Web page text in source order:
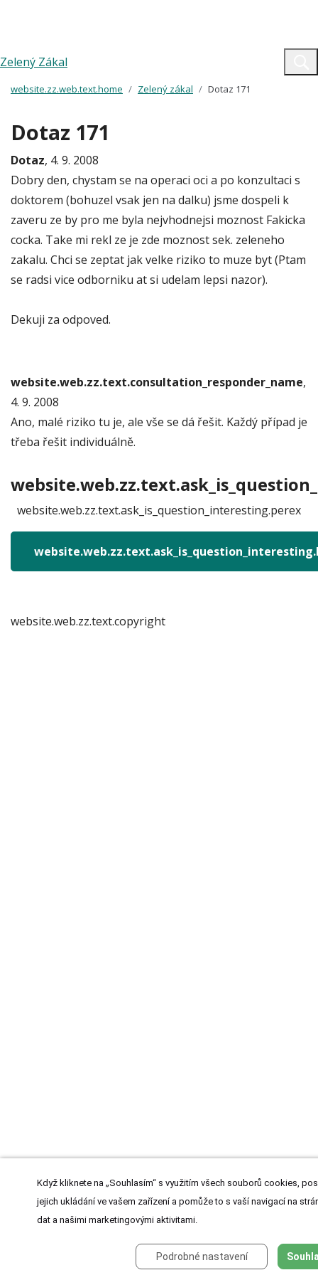
Zelený Zákal
website.zz.web.text.home Zelený zákal Dotaz 171
Dotaz 171
Dotaz, 4. 9. 2008
Dobry den, chystam se na operaci oci a po konzultaci s
doktorem (bohuzel vsak jen na dalku) jsme dospeli k
zaveru ze by pro me byla nejvhodnejsi moznost Fakicka
cocka. Take mi rekl ze je zde moznost sek. zeleneho
zakalu. Chci se zeptat jak velke riziko to muze byt (Ptam
se radsi vice odborniku at si udelam lepsi nazor).
Dekuji za odpoved.
website.web.zz.text.consultation_responder_name,
4. 9. 2008
Ano, malé riziko tu je, ale vše se dá řešit. Každý případ je
třeba řešit individuálně.
website.web.zz.text.ask_is_question_interesting.perex
website.web.zz.text.copyright
Když kliknete na „Souhlasím“ s využitím všech souborů cookies,
jejich ukládání ve vašem zařízení a pomůže to s vaší navigací na
dat a našimi marketingovými aktivitami.
Podrobné nastavení